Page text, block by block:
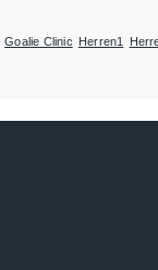
Goalie Clinic Herren1